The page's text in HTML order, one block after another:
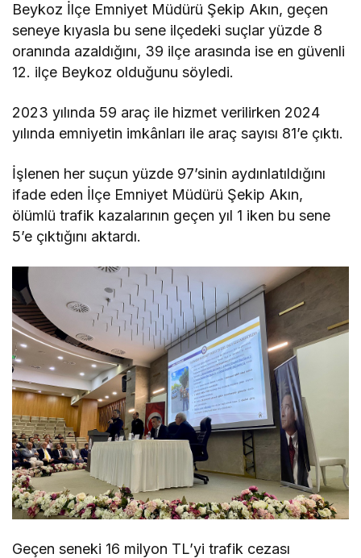
Beykoz İlçe Emniyet Müdürü Şekip Akın, geçen
seneye kıyasla bu sene ilçedeki suçlar yüzde 8
oranında azaldığını, 39 ilçe arasında ise en güvenli
12. ilçe Beykoz olduğunu söyledi.
2023 yılında 59 araç ile hizmet verilirken 2024
yılında emniyetin imkânları ile araç sayısı 81’e çıktı.
İşlenen her suçun yüzde 97’sinin aydınlatıldığını
ifade eden İlçe Emniyet Müdürü Şekip Akın,
ölümlü trafik kazalarının geçen yıl 1 iken bu sene
5’e çıktığını aktardı.
Geçen seneki 16 milyon TL’yi trafik cezası